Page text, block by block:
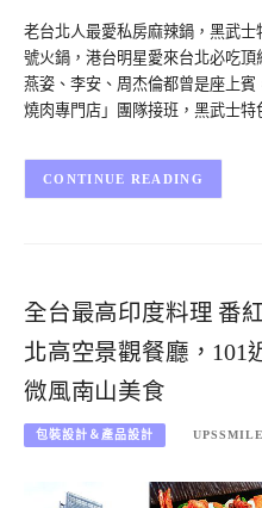
老台北人最愛私房麻辣鍋，黑武
號火鍋，港台明星愛來台北必吃
燕姿、李安、周杰倫都曾是座上
燒肉專門店」團隊接班，黑武士
CONTINUE READING
全台最高印度料理 番
北高空景觀餐廳，101
微風南山美食
包裝設計＆產品設計 UPSSMILE